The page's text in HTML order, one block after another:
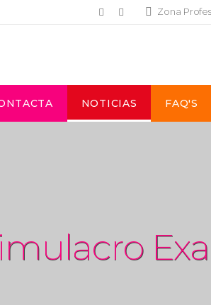
Zona Profes
NOTICIAS FAQ'S